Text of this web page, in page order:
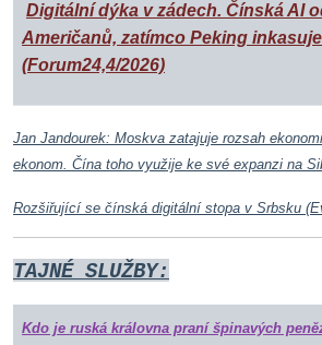
Digitální dýka v zádech. Čínská AI
Američanů, zatímco Peking
(Forum24,4/2026)
Jan Jandourek: Moskva zatajuje rozsah
ekonom. Čína toho využije ke své expanzi na
Rozšiřující se čínská digitální stopa v Srbsku
TAJNÉ SLUŽBY:
Kdo je ruská královna praní špinavých